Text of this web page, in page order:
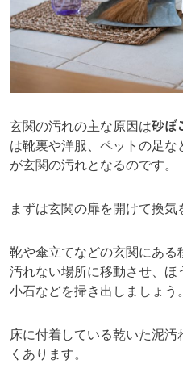
玄関の汚れの主な原因は砂ぼ
は靴裏や洋服、ペットの足
が玄関の汚れとなるのです。
まずは玄関の扉を開けて換気
靴や傘立てなどの玄関にあ
汚れない場所に移動させ、ほ
小石などを掃き出しましょう。
床に付着している乾いた泥
くあります。